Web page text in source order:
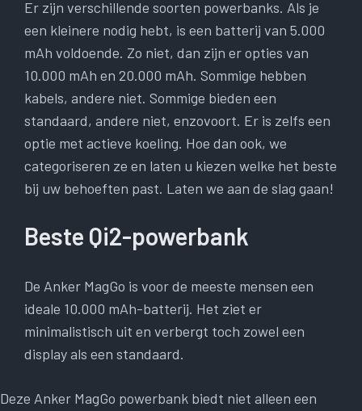
Er zijn verschillende soorten powerbanks. Als je
een kleinere nodig hebt, is een batterij van 5.000
mAh voldoende. Zo niet, dan zijn er opties van
10.000 mAh en 20.000 mAh. Sommige hebben
kabels, andere niet. Sommige bieden een
standaard, andere niet, enzovoort. Er is zelfs een
optie met actieve koeling. Hoe dan ook, we
categoriseren ze en laten u kiezen welke het beste
bij uw behoeften past. Laten we aan de slag gaan!
Beste Qi2-powerbank
De Anker MagGo is voor de meeste mensen een
ideale 10.000 mAh-batterij. Het ziet er
minimalistisch uit en verbergt toch zowel een
display als een standaard.
Deze Anker MagGo powerbank biedt niet alleen een